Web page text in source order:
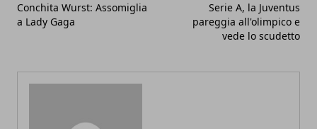
Conchita Wurst: Assomiglia
a Lady Gaga
Serie A, la Juventus
pareggia all'olimpico e
vede lo scudetto